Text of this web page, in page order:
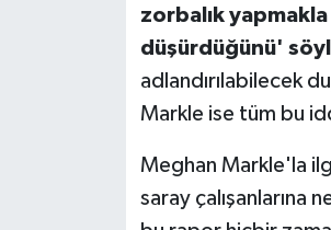
zorbalık yapmakla
düşürdüğünü'
adlandırılabilecek
Markle ise tüm bu
Meghan Markle'la
saray çalışanlarına